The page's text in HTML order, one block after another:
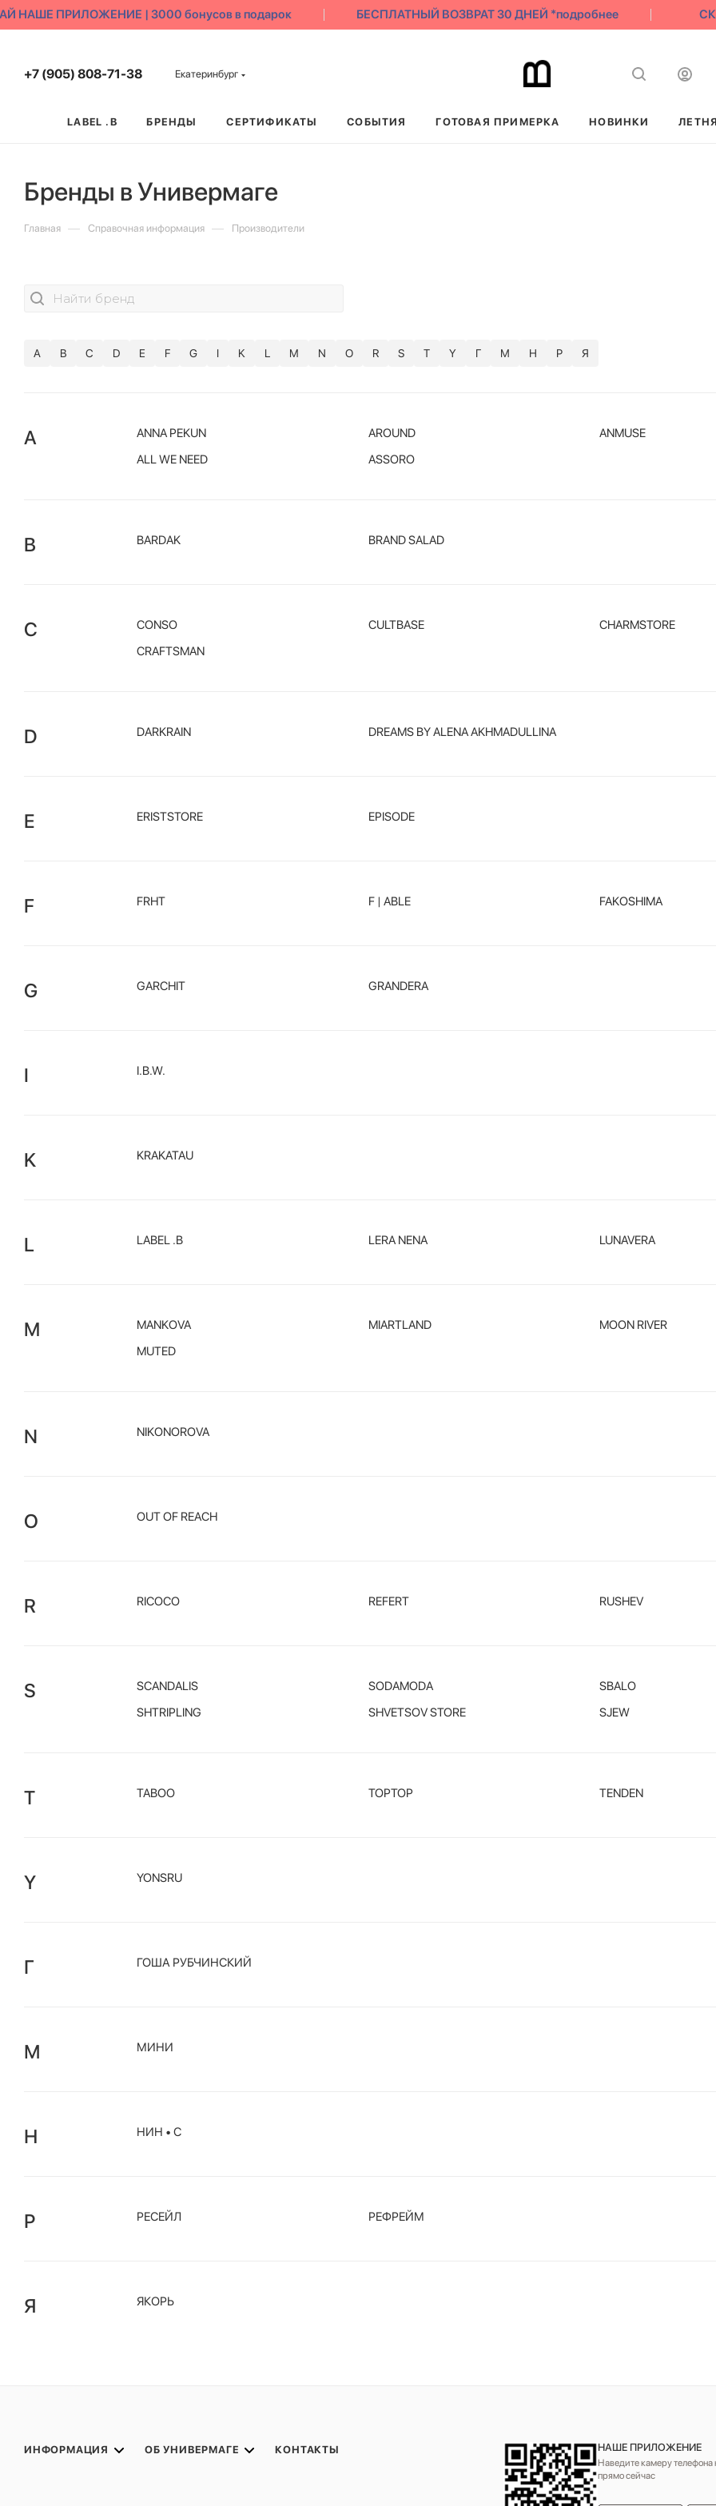
НАШЕ ПРИЛОЖЕНИЕ | 3000 бонусов в подарок БЕСПЛАТНЫЙ ВОЗВРАТ 30 ДНЕЙ *подробнее
+7 (905) 808-71-38 Екатеринбург
LABEL .B БРЕНДЫ СЕРТИФИКАТЫ СОБЫТИЯ ГОТОВАЯ ПРИМЕРКА НОВИНКИ
Бренды в Универмаге
Главная — Справочная информация — Производители
A B C D E F G I K L M N O R S T Y Г М Н Р Я
A ANNA PEKUN AROUND ANMUSE
ALL WE NEED
ASSORO
B BARDAK BRAND SALAD
C CONSO CULTBASE CHARMSTORE
CRAFTSMAN
D DARKRAIN DREAMS BY ALENA AKHMADULLINA
E ERISTSTORE EPISODE
F FRHT F | ABLE FAKOSHIMA
G GARCHIT GRANDERA
I I.B.W.
K KRAKATAU
L LABEL .B LERA NENA LUNAVERA
M MANKOVA MIARTLAND MOON RIVER
MUTED
N NIKONOROVA
O OUT OF REACH
R RICOCO REFERT RUSHEV
S SCANDALIS SODAMODA SBALO
SHTRIPLING
SHVETSOV STORE SJEW
T TABOO TOPTOP TENDEN
Y YONSRU
Г ГОША РУБЧИНСКИЙ
М МИНИ
Н НИН • С
Р РЕСЕЙЛ РЕФРЕЙМ
Я ЯКОРЬ
ИНФОРМАЦИЯ ОБ УНИВЕРМАГЕ КОНТАКТЫ НАШЕ ПРИЛОЖЕНИЕ
Наведите камеру телефона
прямо сейчас